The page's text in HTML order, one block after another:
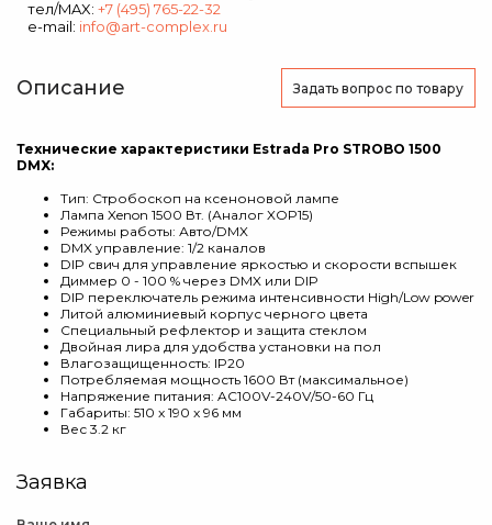
тел/MAX: +7 (495) 765-22-32
e-mail: info@art-complex.ru
Описание Задать вопрос по товару
Технические характеристики Estrada Pro STROBO 1500
DMX:
Тип: Стробоскоп на ксеноновой лампе
Лампа Xenon 1500 Вт. (Аналог XOP15)
Режимы работы: Авто/DMX
DMX управление: 1/2 каналов
DIP свич для управление яркостью и скорости вспышек
Диммер 0 - 100 % через DMX или DIP
DIP переключатель режима интенсивности High/Low power
Литой алюминиевый корпус черного цвета
Специальный рефлектор и защита стеклом
Двойная лира для удобства установки на пол
Влагозащищенность: IP20
Потребляемая мощность 1600 Вт (максимальное)
Напряжение питания: AC100V-240V/50-60 Гц
Габариты: 510 x 190 x 96 мм
Вес 3.2 кг
Заявка